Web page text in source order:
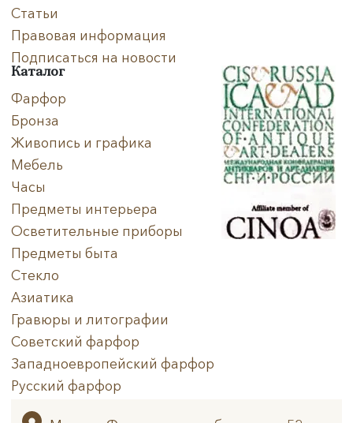
Статьи
Правовая информация
Подписаться на новости
Каталог
Фарфор
Бронза
Живопись и графика
Мебель
Часы
Предметы интерьера
Осветительные приборы
Предметы быта
Стекло
Азиатика
Гравюры и литографии
Советский фарфор
Западноевропейский фарфор
Русский фарфор
Архив